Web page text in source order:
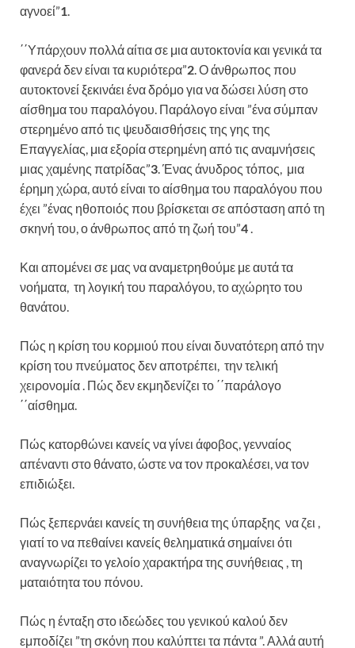
αγνοεί”1.
΄΄Υπάρχουν πολλά αίτια σε μια αυτοκτονία και γενικά τα
φανερά δεν είναι τα κυριότερα”2. Ο άνθρωπος που
αυτοκτονεί ξεκινάει ένα δρόμο για να δώσει λύση στο
αίσθημα του παραλόγου. Παράλογο είναι ”ένα σύμπαν
στερημένο από τις ψευδαισθήσεις της γης της
Επαγγελίας, μια εξορία στερημένη από τις αναμνήσεις
μιας χαμένης πατρίδας”3. Ένας άνυδρος τόπος, μια
έρημη χώρα, αυτό είναι το αίσθημα του παραλόγου που
έχει ”ένας ηθοποιός που βρίσκεται σε απόσταση από τη
σκηνή του, ο άνθρωπος από τη ζωή του”4.
Και απομένει σε μας να αναμετρηθούμε με αυτά τα
νοήματα, τη λογική του παραλόγου, το αχώρητο του
θανάτου.
Πώς η κρίση του κορμιού που είναι δυνατότερη από την
κρίση του πνεύματος δεν αποτρέπει, την τελική
χειρονομία . Πώς δεν εκμηδενίζει το ΄΄παράλογο
΄΄αίσθημα.
Πώς κατορθώνει κανείς να γίνει άφοβος, γενναίος
απέναντι στο θάνατο, ώστε να τον προκαλέσει, να τον
επιδιώξει.
Πώς ξεπερνάει κανείς τη συνήθεια της ύπαρξης να ζει ,
γιατί το να πεθαίνει κανείς θεληματικά σημαίνει ότι
αναγνωρίζει το γελοίο χαρακτήρα της συνήθειας , τη
ματαιότητα του πόνου.
Πώς η ένταξη στο ιδεώδες του γενικού καλού δεν
εμποδίζει ”τη σκόνη που καλύπτει τα πάντα ”. Αλλά αυτή